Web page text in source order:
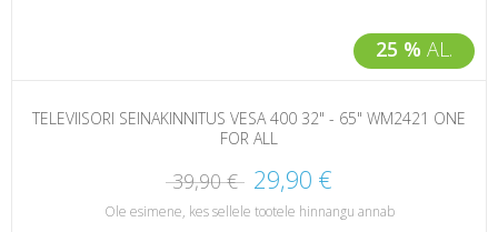
25 % AL.
TELEVIISORI SEINAKINNITUS VESA 400 32" - 65" WM2421 ONE
FOR ALL
39,90 € 29,90 €
Ole esimene, kes sellele tootele hinnangu annab